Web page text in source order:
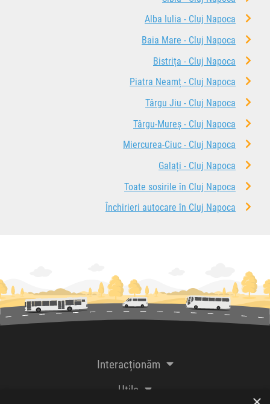
Alba Iulia - Cluj Napoca
Baia Mare - Cluj Napoca
Bistrița - Cluj Napoca
Piatra Neamț - Cluj Napoca
Târgu Jiu - Cluj Napoca
Târgu-Mureș - Cluj Napoca
Miercurea-Ciuc - Cluj Napoca
Galați - Cluj Napoca
Toate sosirile în Cluj Napoca
Închirieri autocare în Cluj Napoca
Interacționăm
Utile